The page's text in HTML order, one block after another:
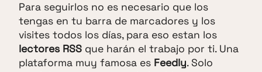
Para seguirlos no es necesario que los
tengas en tu barra de marcadores y los
visites todos los días, para eso estan los
lectores RSS que harán el trabajo por ti. Una
plataforma muy famosa es Feedly. Solo